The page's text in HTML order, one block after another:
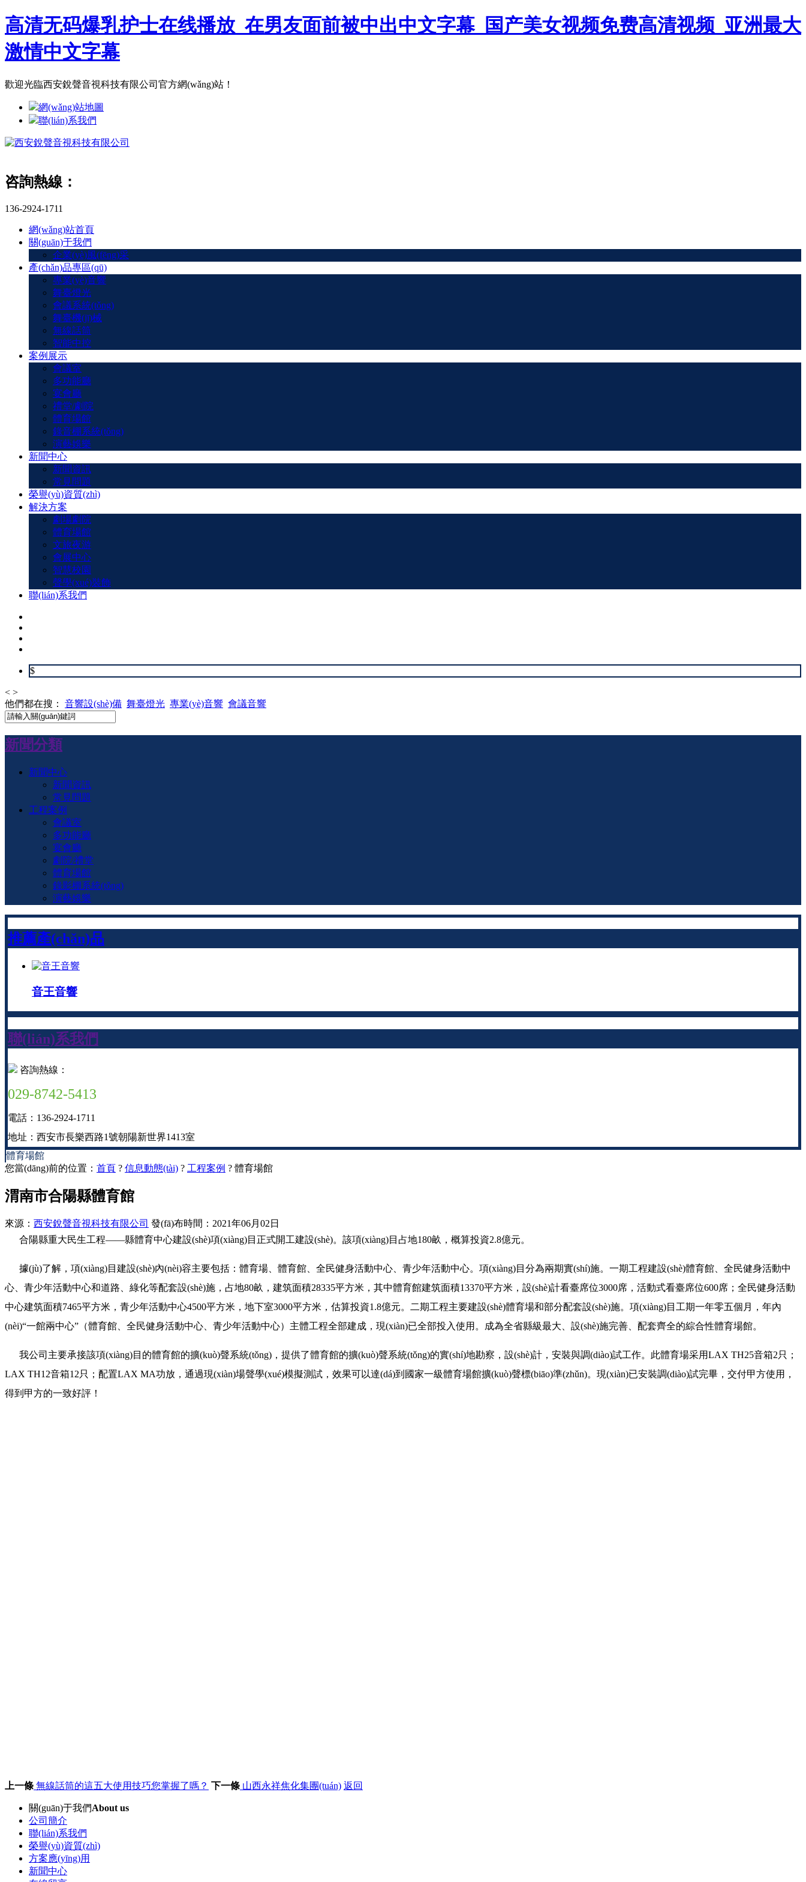
高清无码爆乳护士在线播放_在男友面前被中出中文字幕_国产美女视频免费高清视频_亚洲最大
激情中文字幕
歡迎光臨西安銳聲音視科技有限公司官方網(wǎng)站！
網(wǎng)站地圖
聯(lián)系我們
咨詢熱線：
136-2924-1711
網(wǎng)站首頁
關(guān)于我們
企業(yè)風(fēng)采
產(chǎn)品專區(qū)
專業(yè)音響
舞臺燈光
會議系統(tǒng)
舞臺機(jī)械
無線話筒
智能中控
案例展示
會議室
多功能廳
宴會廳
禮堂/劇院
體育場館
錄音棚系統(tǒng)
演藝娛樂
新聞中心
新聞資訊
常見問題
榮譽(yù)資質(zhì)
解決方案
劇場劇院
體育場館
文旅夜游
會展中心
智慧校園
聲學(xué)裝飾
聯(lián)系我們
$
< >
他們都在搜： 音響設(shè)備 舞臺燈光 專業(yè)音響 會議音響
新聞分類
新聞中心
新聞資訊
常見問題
工程案例
會議室
多功能廳
宴會廳
劇院/禮堂
體育場館
錄影棚系統(tǒng)
演藝娛樂
推薦產(chǎn)品
音王音響
聯(lián)系我們
咨詢熱線：
029-8742-5413
電話：136-2924-1711
地址：西安市長樂西路1號朝陽新世界1413室
體育場館
您當(dāng)前的位置： 首頁 ? 信息動態(tài) ? 工程案例 ? 體育場館
渭南市合陽縣體育館
來源： 西安銳聲音視科技有限公司 發(fā)布時間：2021年06月02日
合陽縣重大民生工程——縣體育中心建設(shè)項(xiàng)目正式開工建設(shè)。該項(xiàng)目占地180畝，概算投資2.8億元。
據(jù)了解，項(xiàng)目建設(shè)內(nèi)容主要包括：體育場、體育館、全民健身活動中心、青少年活動中心。項(xiàng)目分為兩期實(shí)施。一期工程建設(shè)體育館、全民健身活動中
心、青少年活動中心和道路、綠化等配套設(shè)施，占地80畝，建筑面積28335平方米，其中體育館建筑面積13370平方米，設(shè)計看臺席位3000席，活動式看臺席位600席；全民健身活動
中心建筑面積7465平方米，青少年活動中心4500平方米，地下室3000平方米，估算投資1.8億元。二期工程主要建設(shè)體育場和部分配套設(shè)施。項(xiàng)目工期一年零五個月，年內
(nèi)“一館兩中心”（體育館、全民健身活動中心、青少年活動中心）主體工程全部建成， 現(xiàn)已全部投入使用 。 成為全省縣級最大、設(shè)施完善、配套齊全的綜合性體育場館。
我公司主要承接該項(xiàng)目的體育館的擴(kuò)聲系統(tǒng)，提供了體育館的擴(kuò)聲系統(tǒng)的實(shí)地勘察，設(shè)計，安裝與調(diào)試工作。此體育場采用LAX TH25音箱2只；
LAX TH12音箱12只；配置LAX MA功放，通過現(xiàn)場聲學(xué)模擬測試，效果可以達(dá)到國家一級體育場館擴(kuò)聲標(biāo)準(zhǔn)。現(xiàn)已安裝調(diào)試完畢，交付甲方使用，
得到甲方的一致好評！
上一條 無線話筒的這五大使用技巧您掌握了嗎？ 下一條 山西永祥焦化集團(tuán) 返回
關(guān)于我們About us
公司簡介
聯(lián)系我們
榮譽(yù)資質(zhì)
方案應(yīng)用
新聞中心